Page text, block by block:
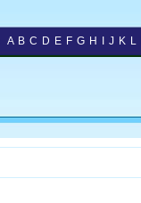
A B C D E F G H J K L